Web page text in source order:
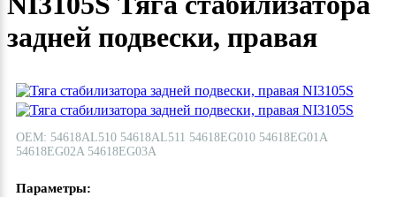
задней подвески, правая
ОЕМ: 54618AL510 54618AL511 54618EG010 54618EG01A
54618EG02A 54618EG03A
Параметры: